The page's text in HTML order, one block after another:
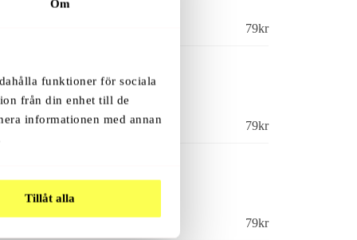
Om
funktioner för sociala
från din enhet till de
informationen med annan
Tillåt alla
79kr
79kr
79kr